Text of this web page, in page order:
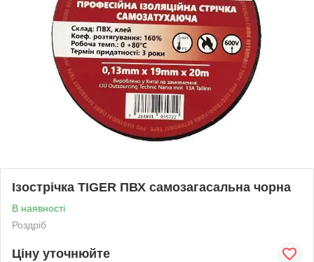
Ізострічка TIGER ПВХ самозагасальна чорна
В наявності
Роздріб
Ціну уточнюйте